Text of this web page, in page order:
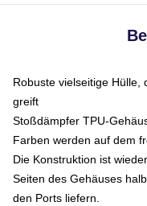
Robuste vielseitige Hülle,
greift
Stoßdämpfer TPU-
Farben werden auf dem
Die Konstruktion ist
Seiten des Gehäuses
den Ports liefern.